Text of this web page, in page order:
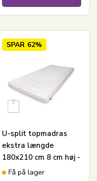
SPAR 62%
U-split topmadras
ekstra længde
180x210 cm 8 cm høj -
NASA Memoryskum -
Få på lager